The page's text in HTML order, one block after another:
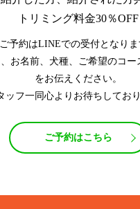
トリミング料金30％OFF
ご予約はLINEでの受付となりま
お名前、犬種、ご希望のコ
をお伝えください。
ッフ一同心よりお待ちしており
ご予約はこちら